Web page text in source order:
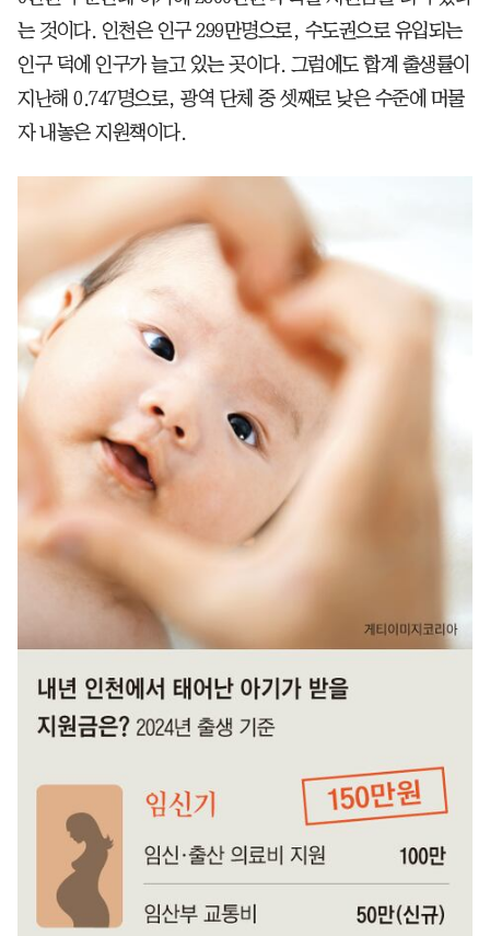
는 것이다. 인천은 인구 299만명으로, 수도권으로 유입되는
인구 덕에 인구가 늘고 있는 곳이다. 그럼에도 합계 출생률이
지난해 0.747명으로, 광역 단체 중 셋째로 낮은 수준에 머물
자 내놓은 지원책이다.